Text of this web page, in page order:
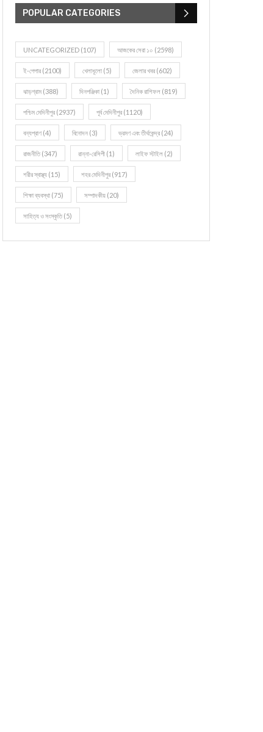
POPULAR CATEGORIES
UNCATEGORIZED (107) আজকের সেরা ১০ (2598)
ই-পেপার (2100) খেলাধূলো (5) জেলার খবর (602)
ঝাড়গ্রাম (388) দিনপঞ্জিকা (1) দৈনিক রাশিফল (819)
পশ্চিম মেদিনীপুর (2937) পূর্ব মেদিনীপুর (1120)
বন্যপ্রাণ (4) বিনোদন (3) ভ্রমণ এবং তীর্থকেন্দ্র (24)
রাজনীতি(347) রান্না-রেসিপী (1) লাইফ স্টাইল (2)
শরীর স্বাস্থ্য (15) শহর মেদিনীপুর (917)
শিক্ষা ব্যবস্থা (75) সম্পাদকীয় (20)
সাহিত্য ও সংস্কৃতি(5)